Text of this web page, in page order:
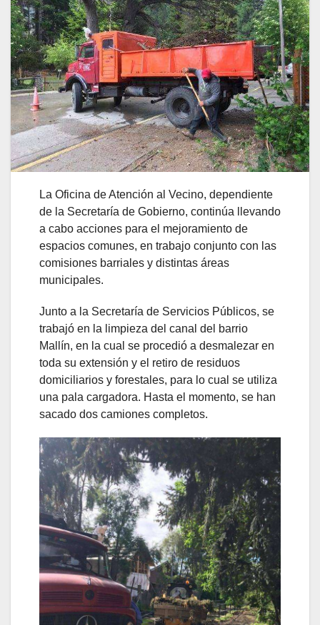
La Oficina de Atención al Vecino, dependiente
de la Secretaría de Gobierno, continúa llevando
a cabo acciones para el mejoramiento de
espacios comunes, en trabajo conjunto con las
comisiones barriales y distintas áreas
municipales.
Junto a la Secretaría de Servicios Públicos, se
trabajó en la limpieza del canal del barrio
Mallín, en la cual se procedió a desmalezar en
toda su extensión y el retiro de residuos
domiciliarios y forestales, para lo cual se utiliza
una pala cargadora. Hasta el momento, se han
sacado dos camiones completos.